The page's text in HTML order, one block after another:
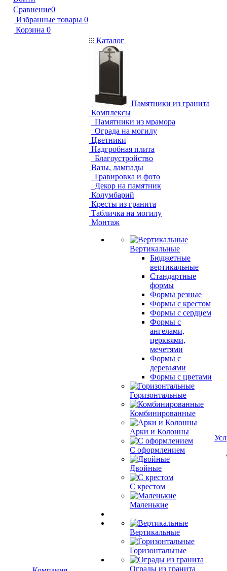
Сравнение0
Избранные товары 0
Корзина 0
Каталог
Памятники из гранита
Комплексы
Памятники из мрамора
Ограда на могилу
Цветники
Надгробная плита
Благоустройство
Вазы, лампады
Гравировка и фото
Декор на памятник
Колумбарий
Кресты из гранита
Табличка на могилу
Монтаж
Вертикальные
Бюджетные
вертикальные
Стандартные
формы
Формы резные
Формы с крестом
Формы с сердцем
Формы с
ангелами,
церквями,
мечетями
Формы с
деревьями
Формы с цветами
Горизонтальные
Комбинированные
Арки и Колонны
С оформлением
Двойные
С крестом
Маленькие
Вертикальные
Горизонтальные
Ограды из гранита